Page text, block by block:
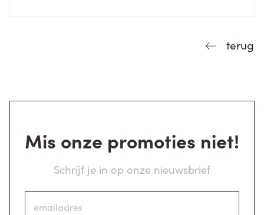
terug
Mis onze promoties niet!
Schrijf je in op onze nieuwsbrief